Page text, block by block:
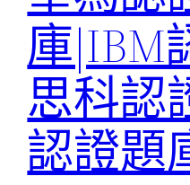
庫|IBM
思科認
認證題